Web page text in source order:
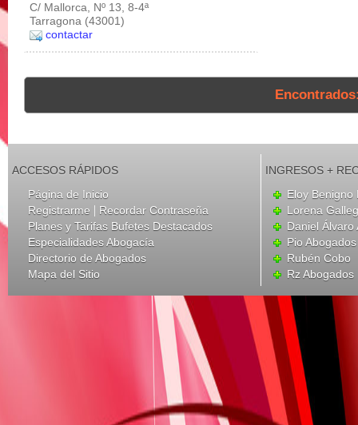
C/ Mallorca, Nº 13, 8-4ª
Tarragona (43001)
contactar
Encontrados
ACCESOS RÁPIDOS
Página de Inicio
Registrarme | Recordar Contraseña
Planes y Tarifas Bufetes Destacados
Especialidades Abogacía
Directorio de Abogados
Mapa del Sitio
INGRESOS +
Eloy Benigno
Lorena
Daniel Álvaro
Pio
Rubén Cobo
Rz Abogados